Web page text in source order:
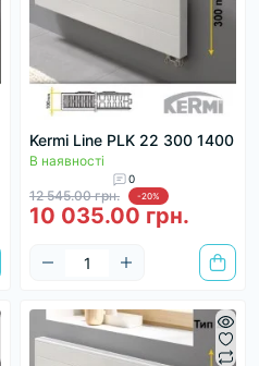
Kermi Line PLK 22 300 1400
В наявності
0
12 545.00 грн. -20%
10 035.00 грн.